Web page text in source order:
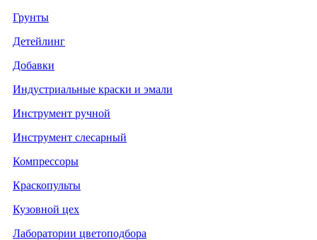
Грунты
Детейлинг
Добавки
Индустриальные краски и эмали
Инструмент ручной
Инструмент слесарный
Компрессоры
Краскопульты
Кузовной цех
Лаборатории цветоподбора